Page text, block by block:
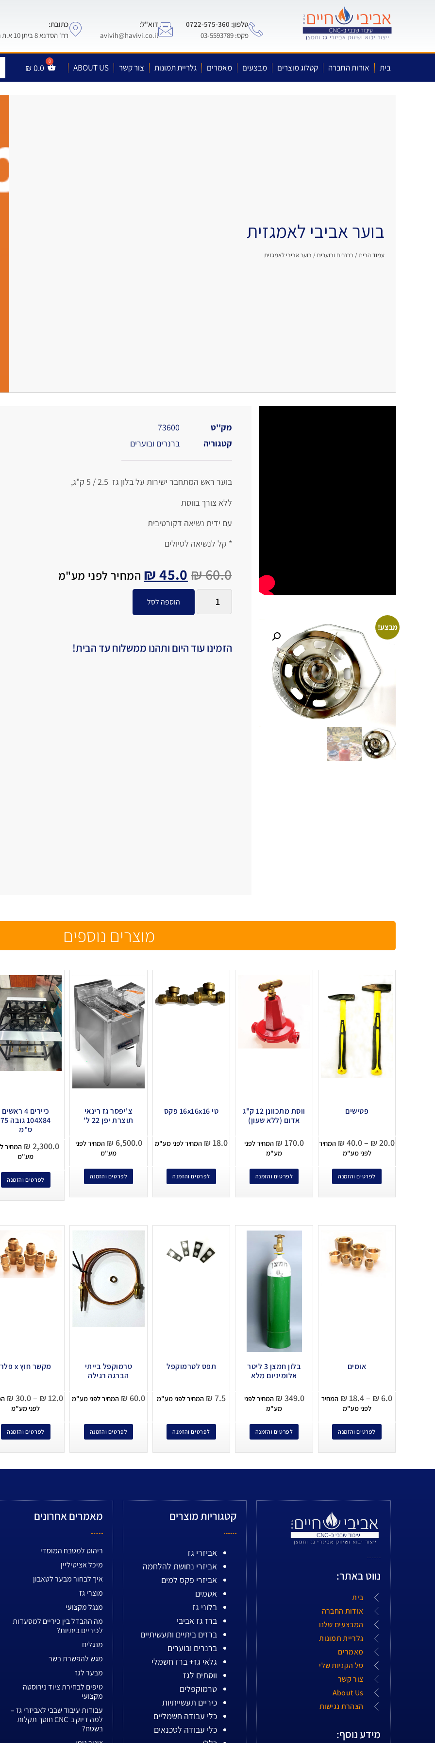
טלפון: 0722-575-360
פקס: 03-5593789
דוא"ל:
avivih@havivi.co.il
כתובת:
רח' הסדנא 8 ביתן 10 א.ת חולון
בית אודות החברה קטלוג מוצרים מבצעים מאמרים גלריית תמונות צור קשר ABOUT US
₪0.0
בוער אביבי לאמגזית
עמוד הבית/ברנרים ובוערים / בוער אביבי לאמגזית
מבצע!
מק''ט
73600
קטגוריה
ברנרים ובוערים
בוער ראש המתחבר ישירות על בלון גז 2.5 / 5 ק"ג,
ללא צורך בווסת
עם ידית נשיאה דקורטיבית
* קל לנשיאה לטיולים
₪60.0
₪ 45.0 המחיר לפני מע"מ
הוספה לסל
הזמינו עוד היום ותהנו ממשלוח עד הבית!
מוצרים נוספים
פטישים
₪ 20.0
–
₪ 40.0
המחיר
לפני מע"מ
לפרטים והזמנה
ווסת מתכוונן 12 ק"ג
אדום (ללא שעון)
₪ 170.0
המחיר לפני
מע"מ
לפרטים והזמנה
טי 16x16x16 פקס
₪ 18.0 המחיר לפני מע"מ
לפרטים והזמנה
צ'יפסר גז רינאי
תוצרת יפן 22 ל'
₪ 6,500.0
המחיר לפני
מע"מ
לפרטים והזמנה
כיירים 4 ראשים
104X84 גובה 75
ס"מ
₪ 2,300.0
המחיר
מע"מ
לפרטים והזמנה
אומים
₪ 6.0
–
₪ 18.4
המחיר
לפני מע"מ
לפרטים והזמנה
בלון חמצן 3 ליטר
אלומיניום מלא
₪ 349.0
המחיר לפני
מע"מ
לפרטים והזמנה
תפס לטרמוקפל
₪ 7.5 המחיר לפני מע"מ
לפרטים והזמנה
טרמוקפל בייתי
הברגה רגילה
₪ 60.0 המחיר לפני מע"מ
לפרטים והזמנה
מקשר חוץ x פלר
₪ 12.0
–
₪ 30.0
לפני מע"מ
לפרטים והזמנה
נווט באתר:
בית
אודות החברה
המבצעים שלנו
גלריית תמונות
מאמרים
סל הקניות שלי
צור קשר
About Us
הצהרת נגישות
מידע נוסף:
קטגוריות מוצרים
אביזרי גז
אביזרי נחושת להלחמה
אביזרי פקס למים
אטמים
בלוני גז
ברז גז אביבי
ברזים ביתיים ותעשיתיים
ברנרים ובוערים
גלאי גז+ ברז חשמלי
ווסתים לגז
טרמוקפלים
כיריים תעשייתיות
כלי עבודה חשמליים
כלי עבודה לטכנאים
מאמרים אחרונים
ריהוט למטבח המוסדי
מיכל אציטיליין
איך לבחור מבער לטאבון
מוצרי גז
מנגל מקצועי
מה ההבדל בין כיריים למסעדות
לכיריים ביתיות?
מנגלים
מגש להפשרת בשר
מבער לגז
טיפים לבחירת ציוד נירוסטה
מקצועי
עבודות עיבוד שבבי לאביזרי גז –
למה דיוק ב־CNC חוסך תקלות
בשטח?